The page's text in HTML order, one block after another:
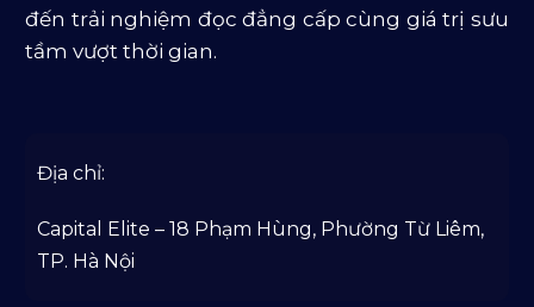
đến trải nghiệm đọc đẳng cấp cùng giá trị sưu
tầm vượt thời gian.
Địa chỉ:
Capital Elite – 18 Phạm Hùng, Phường Từ Liêm,
TP. Hà Nội